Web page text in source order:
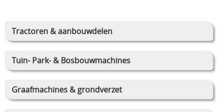
Tractoren & aanbouwdelen
Tuin- Park- & Bosbouwmachines
Graafmachines & grondverzet